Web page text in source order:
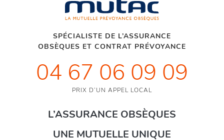
SPÉCIALISTE DE L’ASSURANCE
OBSÈQUES ET CONTRAT PRÉVOYANCE
04 67 06 09 09
PRIX D’UN APPEL LOCAL
L’ASSURANCE OBSÈQUES
UNE MUTUELLE UNIQUE